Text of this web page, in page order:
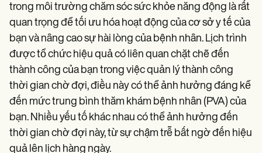
Treatment Plan Template
Informed Consent Form
Social Work Treatment Plans
DAR Note Template
Patient Visit Summary Template
Help Center
Demos
Training Hub
Webinars
Switch to Carepatron
Become a Partner
Pricing
Why Carepatron?
trong môi trường chăm sóc sức khỏe năng động là rất
quan trọng để tối ưu hóa hoạt động của cơ sở y tế của
bạn và nâng cao sự hài lòng của bệnh nhân. Lịch trình
được tổ chức hiệu quả có liên quan chặt chẽ đến
thành công của bạn trong việc quản lý thành công
thời gian chờ đợi, điều này có thể ảnh hưởng đáng kể
đến mức trung bình thăm khám bệnh nhân (PVA) của
bạn. Nhiều yếu tố khác nhau có thể ảnh hưởng đến
thời gian chờ đợi này, từ sự chậm trễ bất ngờ đến hiệu
quả lên lịch hàng ngày.